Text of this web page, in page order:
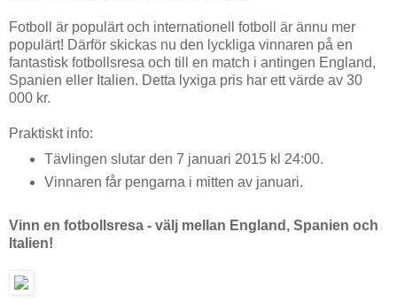
Fotboll är populärt och internationell fotboll är ännu mer
populärt! Därför skickas nu den lyckliga vinnaren på en
fantastisk fotbollsresa och till en match i antingen England,
Spanien eller Italien. Detta lyxiga pris har ett värde av 30
000 kr.
Praktiskt info:
Tävlingen slutar den 7 januari 2015 kl 24:00.
Vinnaren får pengarna i mitten av januari.
Vinn en fotbollsresa - välj mellan England, Spanien och
Italien!